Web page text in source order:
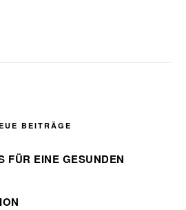
BEITRÄGE
FÜR EINE GESUNDEN